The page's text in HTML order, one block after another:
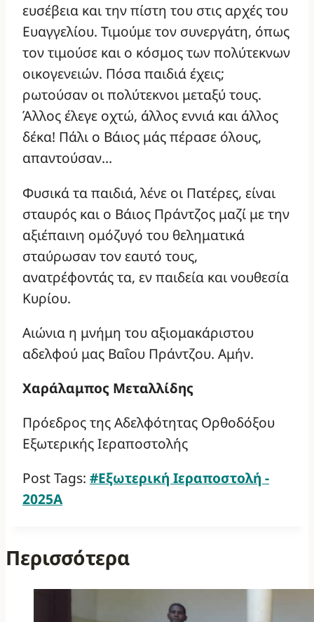
ευσέβεια και την πίστη του στις αρχές του
Ευαγγελίου. Τιμούμε τον συνεργάτη, όπως
τον τιμούσε και ο κόσμος των πολύτεκνων
οικογενειών. Πόσα παιδιά έχεις;
ρωτούσαν οι πολύτεκνοι μεταξύ τους.
Άλλος έλεγε οχτώ, άλλος εννιά και άλλος
δέκα! Πάλι ο Βάιος μάς πέρασε όλους,
απαντούσαν…
Φυσικά τα παιδιά, λένε οι Πατέρες, είναι
σταυρός και ο Βάιος Πράντζος μαζί με την
αξιέπαινη ομόζυγό του θεληματικά
σταύρωσαν τον εαυτό τους,
ανατρέφοντάς τα, εν παιδεία και νουθεσία
Κυρίου.
Αιώνια η μνήμη του αξιομακάριστου
αδελφού μας Βαΐου Πράντζου. Αμήν.
Χαράλαμπος Μεταλλίδης
Πρόεδρος της Αδελφότητας Ορθοδόξου
Εξωτερικής Ιεραποστολής
Post Tags: #Εξωτερική Ιεραποστολή -
2025Α
Περισσότερα